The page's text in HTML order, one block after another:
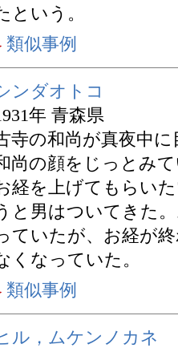
という。
類似事例
ンダオトコ
年 青森県
寺の和尚が真夜中
尚の顔をじっとみ
経を上げてもらい
と男はついてきた
ていたが、お経が
くなっていた。
類似事例
ル，ムケンノカネ